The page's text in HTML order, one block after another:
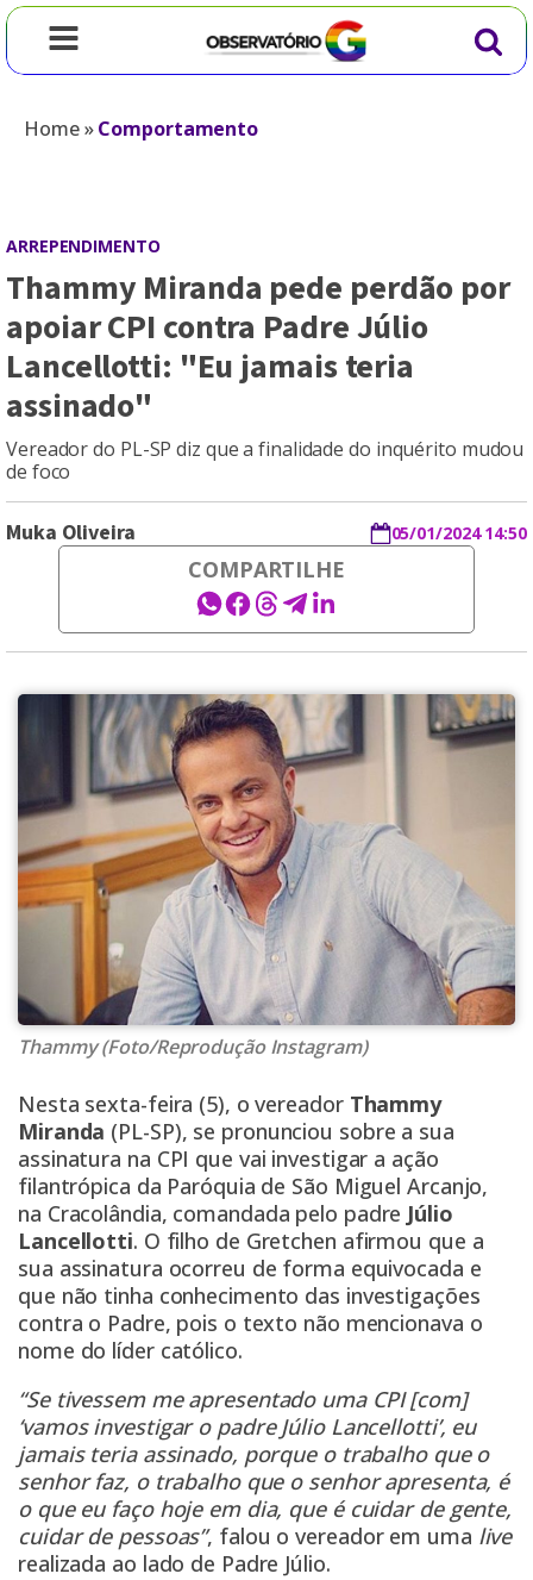
Home»Comportamento
ARREPENDIMENTO
Thammy Miranda pede perdão por
apoiar CPI contra Padre Júlio
Lancellotti: "Eu jamais teria
assinado"
Vereador do PL-SP diz que a finalidade do inquérito mudou
de foco
Muka Oliveira 05/01/2024 14:50
COMPARTILHE
Thammy (Foto/Reprodução Instagram)
Nesta sexta-feira (5), o vereador Thammy
Miranda (PL-SP), se pronunciou sobre a sua
assinatura na CPI que vai investigar a ação
filantrópica da Paróquia de São Miguel Arcanjo,
na Cracolândia, comandada pelo padre Júlio
Lancellotti. O filho de Gretchen afirmou que a
sua assinatura ocorreu de forma equivocada e
que não tinha conhecimento das investigações
contra o Padre, pois o texto não mencionava o
nome do líder católico.
“Se tivessem me apresentado uma CPI [com]
‘vamos investigar o padre Júlio Lancellotti’, eu
jamais teria assinado, porque o trabalho que o
senhor faz, o trabalho que o senhor apresenta, é
o que eu faço hoje em dia, que é cuidar de gente,
cuidar de pessoas”, falou o vereador em uma live
realizada ao lado de Padre Júlio.